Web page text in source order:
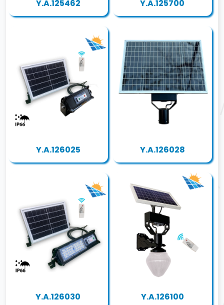
Y.A.125462 Y.A.125700
Y.A.126025 Y.A.126028
Y.A.126030 Y.A.126100